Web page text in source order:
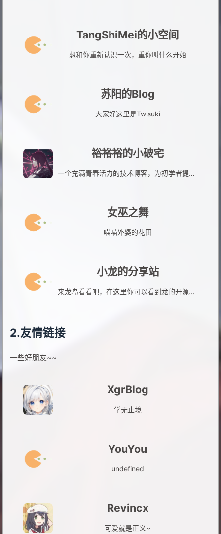
TangShiMei的小空间
想和你重新认识一次，重你叫什么开始
苏阳的Blog
大家好这里是Twisuki
裕裕裕的小破宅
一个充满青春活力的技术博客，为初学者提供了优质的博客搭建指南和技术分享。
女巫之舞
喵喵外婆的花田
小龙的分享站
来龙岛看看吧，在这里你可以看到龙的开源项目，实用工具，成长感悟与其他分享！
2.友情链接
一些好朋友~~
XgrBlog
学无止境
YouYou
undefined
Revincx
可爱就是正义~